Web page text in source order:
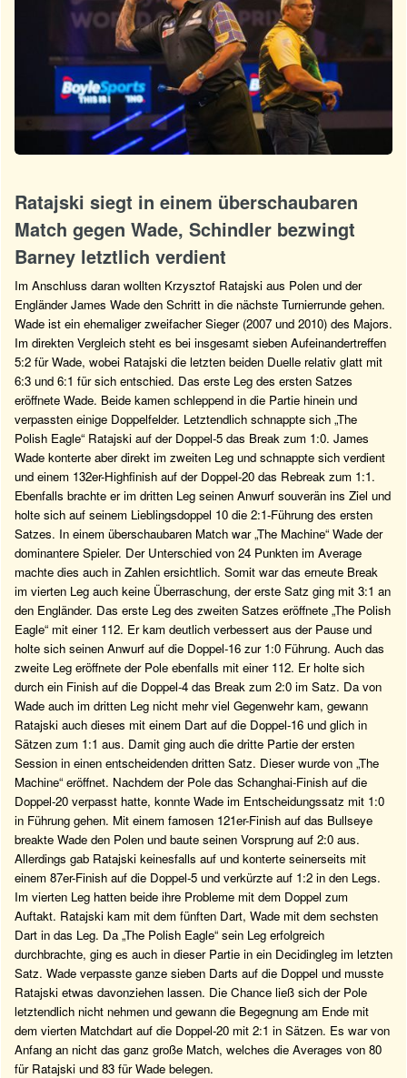
Ratajski siegt in einem überschaubaren
Match gegen Wade, Schindler bezwingt
Barney letztlich verdient
Im Anschluss daran wollten Krzysztof Ratajski aus Polen und der
Engländer James Wade den Schritt in die nächste Turnierrunde gehen.
Wade ist ein ehemaliger zweifacher Sieger (2007 und 2010) des Majors.
Im direkten Vergleich steht es bei insgesamt sieben Aufeinandertreffen
5:2 für Wade, wobei Ratajski die letzten beiden Duelle relativ glatt mit
6:3 und 6:1 für sich entschied. Das erste Leg des ersten Satzes
eröffnete Wade. Beide kamen schleppend in die Partie hinein und
verpassten einige Doppelfelder. Letztendlich schnappte sich „The
Polish Eagle“ Ratajski auf der Doppel-5 das Break zum 1:0. James
Wade konterte aber direkt im zweiten Leg und schnappte sich verdient
und einem 132er-Highfinish auf der Doppel-20 das Rebreak zum 1:1.
Ebenfalls brachte er im dritten Leg seinen Anwurf souverän ins Ziel und
holte sich auf seinem Lieblingsdoppel 10 die 2:1-Führung des ersten
Satzes. In einem überschaubaren Match war „The Machine“ Wade der
dominantere Spieler. Der Unterschied von 24 Punkten im Average
machte dies auch in Zahlen ersichtlich. Somit war das erneute Break
im vierten Leg auch keine Überraschung, der erste Satz ging mit 3:1 an
den Engländer. Das erste Leg des zweiten Satzes eröffnete „The Polish
Eagle“ mit einer 112. Er kam deutlich verbessert aus der Pause und
holte sich seinen Anwurf auf die Doppel-16 zur 1:0 Führung. Auch das
zweite Leg eröffnete der Pole ebenfalls mit einer 112. Er holte sich
durch ein Finish auf die Doppel-4 das Break zum 2:0 im Satz. Da von
Wade auch im dritten Leg nicht mehr viel Gegenwehr kam, gewann
Ratajski auch dieses mit einem Dart auf die Doppel-16 und glich in
Sätzen zum 1:1 aus. Damit ging auch die dritte Partie der ersten
Session in einen entscheidenden dritten Satz. Dieser wurde von „The
Machine“ eröffnet. Nachdem der Pole das Schanghai-Finish auf die
Doppel-20 verpasst hatte, konnte Wade im Entscheidungssatz mit 1:0
in Führung gehen. Mit einem famosen 121er-Finish auf das Bullseye
breakte Wade den Polen und baute seinen Vorsprung auf 2:0 aus.
Allerdings gab Ratajski keinesfalls auf und konterte seinerseits mit
einem 87er-Finish auf die Doppel-5 und verkürzte auf 1:2 in den Legs.
Im vierten Leg hatten beide ihre Probleme mit dem Doppel zum
Auftakt. Ratajski kam mit dem fünften Dart, Wade mit dem sechsten
Dart in das Leg. Da „The Polish Eagle“ sein Leg erfolgreich
durchbrachte, ging es auch in dieser Partie in ein Decidingleg im letzten
Satz. Wade verpasste ganze sieben Darts auf die Doppel und musste
Ratajski etwas davonziehen lassen. Die Chance ließ sich der Pole
letztendlich nicht nehmen und gewann die Begegnung am Ende mit
dem vierten Matchdart auf die Doppel-20 mit 2:1 in Sätzen. Es war von
Anfang an nicht das ganz große Match, welches die Averages von 80
für Ratajski und 83 für Wade belegen.